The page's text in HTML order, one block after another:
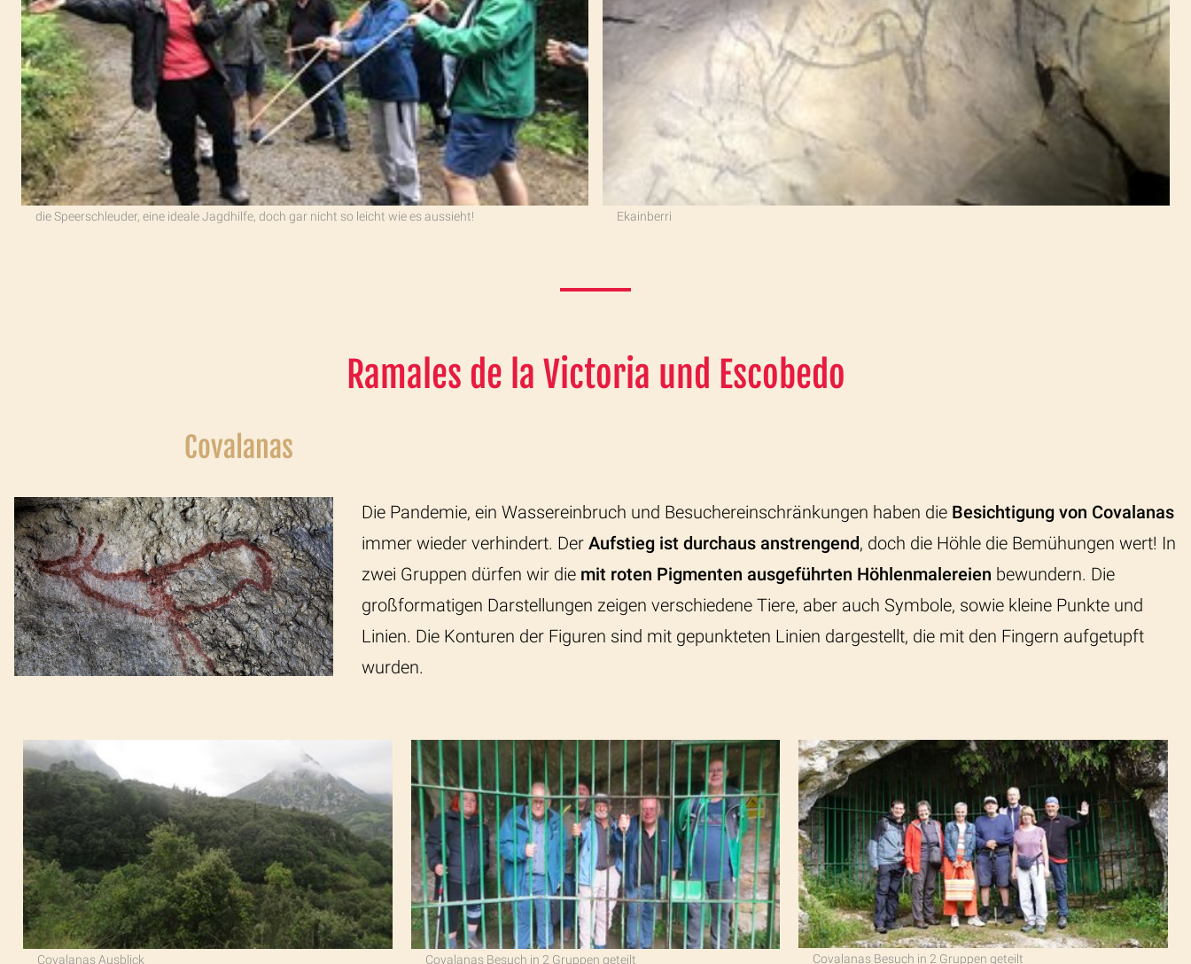
die Speerschleuder, eine ideale Jagdhilfe, doch gar nicht so leicht wie es aussieht! Ekainberri
Ramales de la Victoria und Escobedo
Covalanas
Die Pandemie, ein Wassereinbruch und Besuchereinschränkungen haben die Besichtigung von Covalanas
immer wieder verhindert. Der Aufstieg ist durchaus anstrengend, doch die Höhle die Bemühungen wert! In
zwei Gruppen dürfen wir die mit roten Pigmenten ausgeführten Höhlenmalereien bewundern. Die
großformatigen Darstellungen zeigen verschiedene Tiere, aber auch Symbole, sowie kleine Punkte und
Linien. Die Konturen der Figuren sind mit gepunkteten Linien dargestellt, die mit den Fingern aufgetupft
wurden.
Covalanas Ausblick Covalanas Besuch in 2 Gruppen geteilt Covalanas Besuch in 2 Gruppen geteilt